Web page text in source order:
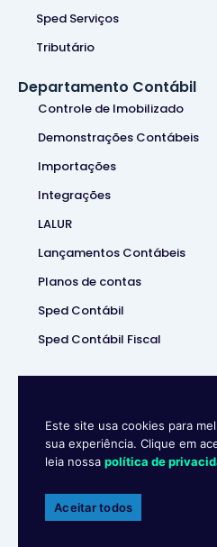
Sped Serviços
Tributário
Departamento Contábil
Controle de Imobilizado
Demonstrações Contábeis
Importações
Integrações
LALUR
Lançamentos Contábeis
Planos de contas
Sped Contábil
Sped Contábil Fiscal
Contábill | (37) 3229-5850 |
Política de privacidade
Este site usa cookies para
sua experiência. Clique em
leia nossa política de
Aceitar todos